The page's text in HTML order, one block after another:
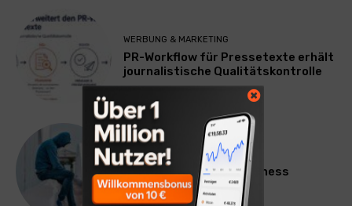
WERBUNG & MARKETING
PR-Workflow für Pressetexte erhält
journalistische Qualitätskontrolle
LIFESTYLE
Mateo Diem: Male Loneliness
Epidemic